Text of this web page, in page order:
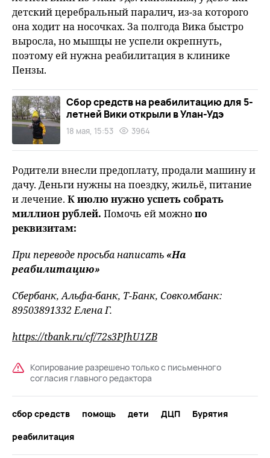
детский церебральный паралич, из-за которого
она ходит на носочках. За полгода Вика быстро
выросла, но мышцы не успели окрепнуть,
поэтому ей нужна реабилитация в клинике
Пензы.
Сбор средств на реабилитацию для 5-
летней Вики открыли в Улан-Удэ
18 мая, 15:53 3964
Родители внесли предоплату, продали машину и
дачу. Деньги нужны на поездку, жильё, питание
и лечение. К июлю нужно успеть собрать
миллион рублей. Помочь ей можнопо
реквизитам:
При переводе просьба написать «На
реабилитацию»
Сбербанк, Альфа-банк, Т-Банк, Совкомбанк:
89503891332 Елена Г.
https://tbank.ru/cf/72s3PJhU1ZB
Копирование разрешено только с письменного
согласия главного редактора
сбор средств помощь дети ДЦП
Бурятия
реабилитация